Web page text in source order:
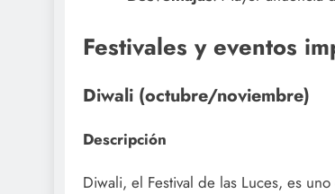
Festivales y eventos
Diwali (octubre/noviembre)
Descripción
Diwali, el Festival de las Luces, es